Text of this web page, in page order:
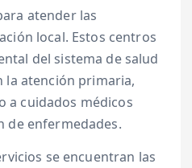
atender las
local. Estos centros
del sistema de salud
la atención primaria,
a cuidados médicos
de enfermedades.
se encuentran las